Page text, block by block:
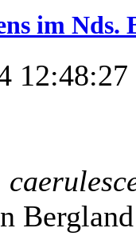
im Nds.
12:48:27